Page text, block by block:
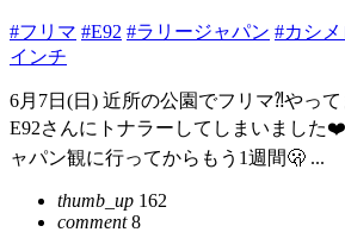
#フリマ #E92 #ラリージャパン #カシメ
インチ
6月7日(日) 近所の公園でフリマ⁈やっ
E92さんにトナラーしてしまいました
ャパン観に行ってからもう1週間🫢 ...
thumb_up 162
comment8